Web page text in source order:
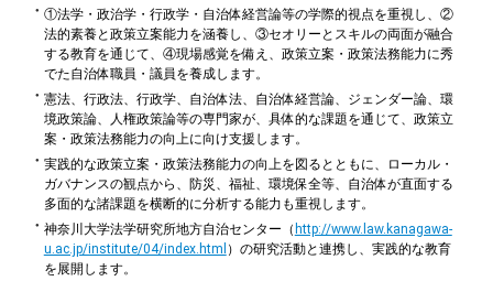
①法学・政治学・行政学・自治体経営論等の学際的視点を重視し、②
法的素養と政策立案能力を涵養し、③セオリーとスキルの両面が融合
する教育を通じて、④現場感覚を備え、政策立案・政策法務能力に秀
でた自治体職員・議員を養成します。
憲法、行政法、行政学、自治体法、自治体経営論、ジェンダー論、環
境政策論、人権政策論等の専門家が、具体的な課題を通じて、政策立
案・政策法務能力の向上に向け支援します。
実践的な政策立案・政策法務能力の向上を図るとともに、ローカル・
ガバナンスの観点から、防災、福祉、環境保全等、自治体が直面する
多面的な諸課題を横断的に分析する能力も重視します。
神奈川大学法学研究所地方自治センター（ http://www.law.kanagawa-
u.ac.jp/institute/04/index.html ）の研究活動と連携し、実践的な教育
を展開します。